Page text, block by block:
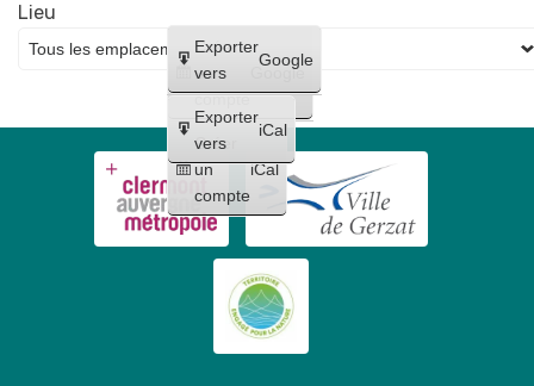
Créer
un
compte
Google
Créer
un
compte
iCal
Exporter
vers
Google
Exporter
vers
iCal
Lieu